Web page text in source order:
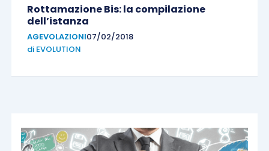
Rottamazione Bis: la compilazione
dell’istanza
AGEVOLAZIONI07/02/2018
di EVOLUTION